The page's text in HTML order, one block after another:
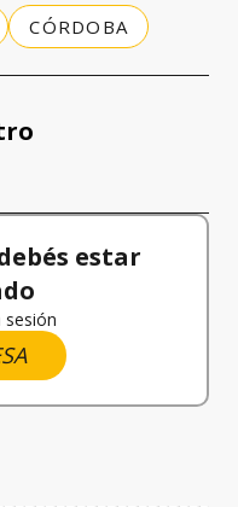
CÓRDOBA
estar
sesión